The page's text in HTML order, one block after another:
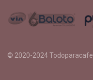
© 2020-2024Todoparacafe